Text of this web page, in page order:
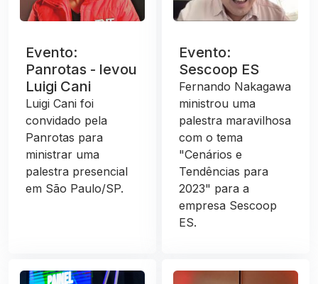
Evento:
Panrotas - levou
Luigi Cani
Luigi Cani foi
convidado pela
Panrotas para
ministrar uma
palestra presencial
em São Paulo/SP.
Evento:
Sescoop ES
Fernando Nakagawa
ministrou uma
palestra maravilhosa
com o tema
"Cenários e
Tendências para
2023" para a
empresa Sescoop
ES.